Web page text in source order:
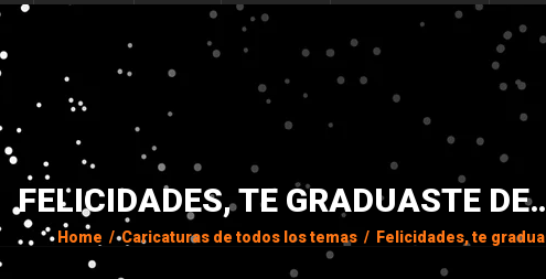
FELICIDADES, TE GRADUASTE
Home / Caricaturas de todos los temas / Felicidades, te